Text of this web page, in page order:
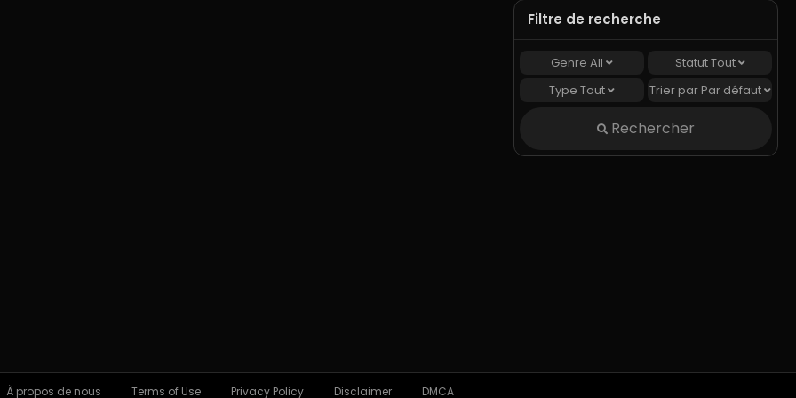
Filtre de recherche
GenreAll StatutTout
TypeTout Trier par Par défaut
Rechercher
À propos de nous Terms of Use Privacy Policy Disclaimer DMCA